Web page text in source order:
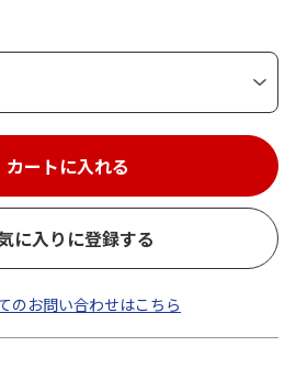
カートに入れる
に入りに登録する
のお問い合わせはこちら